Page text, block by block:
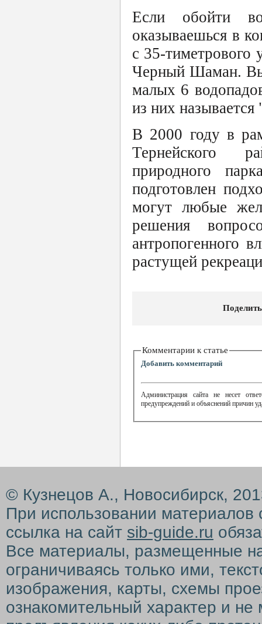
Если обойти
оказываешься в
с 35-
Черный Шаман.
малых 6
из них
В 2000 году в
Тернейского
природного
подготовлен
могут любые
решения
антропогенного
растущей
Комментарии к статье
Добавить комментарий
Администрация сайта не несет
предупреждений и объяснений причин
© Кузнецов А., Новосибирск,
При использовании материалов
ссылка на сайт sib-guide.ru
Все материалы, размещенные
ограничиваясь только ими,
изображения, карты, схемы
ознакомительный характер и